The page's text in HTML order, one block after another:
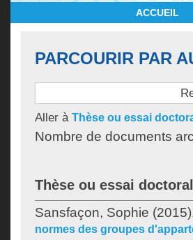
ACCUEIL
PARCOURIR PAR
Aller à Thèse ou essai
Nombre de documents
Thèse ou essai
Sansfaçon, Sophie
normes des groupes